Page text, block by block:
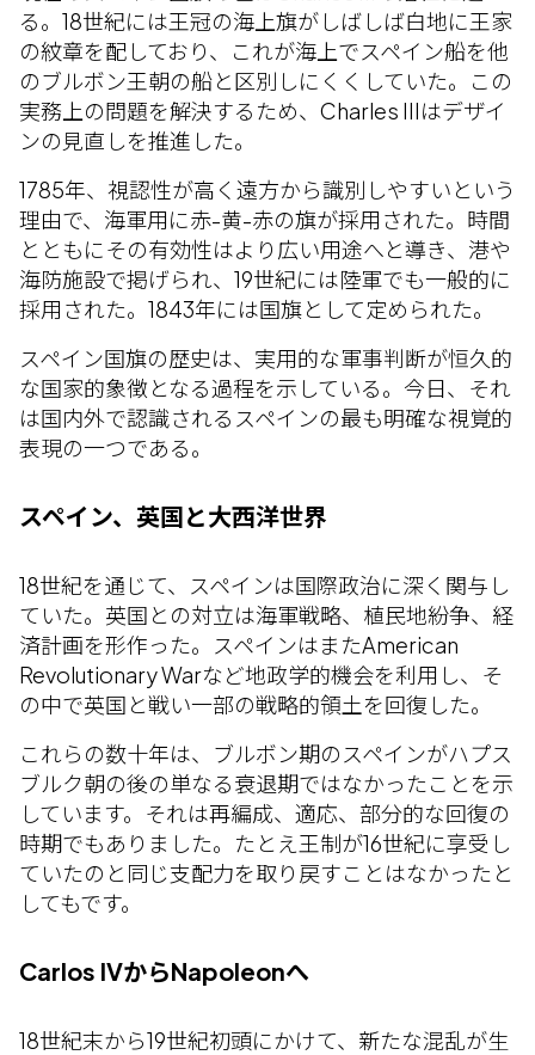
る。18世紀には王冠の海上旗がしばしば白地に王家
の紋章を配しており、これが海上でスペイン船を他
のブルボン王朝の船と区別しにくくしていた。この
実務上の問題を解決するため、Charles IIIはデザイ
ンの見直しを推進した。
1785年、視認性が高く遠方から識別しやすいという
理由で、海軍用に赤-黄-赤の旗が採用された。時間
とともにその有効性はより広い用途へと導き、港や
海防施設で掲げられ、19世紀には陸軍でも一般的に
採用された。1843年には国旗として定められた。
スペイン国旗の歴史は、実用的な軍事判断が恒久的
な国家的象徴となる過程を示している。今日、それ
は国内外で認識されるスペインの最も明確な視覚的
表現の一つである。
スペイン、英国と大西洋世界
18世紀を通じて、スペインは国際政治に深く関与し
ていた。英国との対立は海軍戦略、植民地紛争、経
済計画を形作った。スペインはまたAmerican
Revolutionary Warなど地政学的機会を利用し、そ
の中で英国と戦い一部の戦略的領土を回復した。
これらの数十年は、ブルボン期のスペインがハプス
ブルク朝の後の単なる衰退期ではなかったことを示
しています。それは再編成、適応、部分的な回復の
時期でもありました。たとえ王制が16世紀に享受し
ていたのと同じ支配力を取り戻すことはなかったと
してもです。
Carlos IVからNapoleonへ
18世紀末から19世紀初頭にかけて、新たな混乱が生